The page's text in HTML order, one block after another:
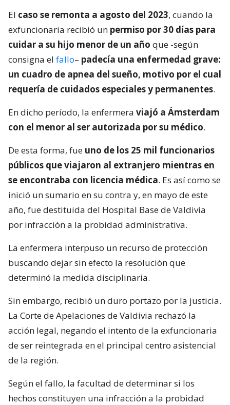
El caso se remonta a agosto del 2023, cuando la
exfuncionaria recibió un permiso por 30 días para
cuidar a su hijo menor de un año que -según
consigna el fallo– padecía una enfermedad grave:
un cuadro de apnea del sueño, motivo por el cual
requería de cuidados especiales y permanentes.
En dicho período, la enfermera viajó a Ámsterdam
con el menor al ser autorizada por su médico.
De esta forma, fue uno de los 25 mil funcionarios
públicos que viajaron al extranjero mientras en
se encontraba con licencia médica. Es así como se
inició un sumario en su contra y, en mayo de este
año, fue destituida del Hospital Base de Valdivia
por infracción a la probidad administrativa.
La enfermera interpuso un recurso de protección
buscando dejar sin efecto la resolución que
determinó la medida disciplinaria.
Sin embargo, recibió un duro portazo por la justicia.
La Corte de Apelaciones de Valdivia rechazó la
acción legal, negando el intento de la exfuncionaria
de ser reintegrada en el principal centro asistencial
de la región.
Según el fallo, la facultad de determinar si los
hechos constituyen una infracción a la probidad